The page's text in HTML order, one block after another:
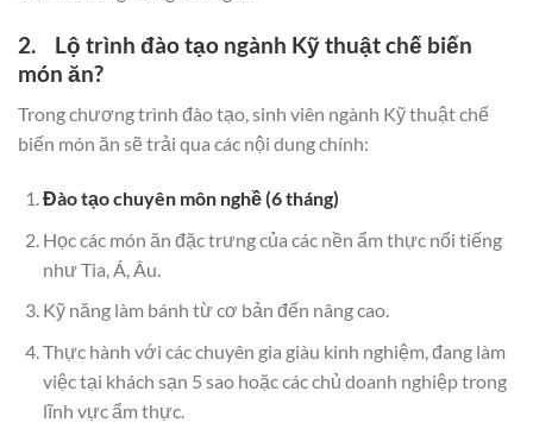
2. Lộ trình đào tạo ngành Kỹ thuật chế biến
món ăn?
Trong chương trình đào tạo, sinh viên ngành Kỹ thuật chế
biến món ăn sẽ trải qua các nội dung chính:
Đào tạo chuyên môn nghề (6 tháng)
Học các món ăn đặc trưng của các nền ẩm thực nổi tiếng
như Tia, Á, Âu.
Kỹ năng làm bánh từ cơ bản đến nâng cao.
Thực hành với các chuyên gia giàu kinh nghiệm, đang làm
việc tại khách sạn 5 sao hoặc các chủ doanh nghiệp trong
lĩnh vực ẩm thực.